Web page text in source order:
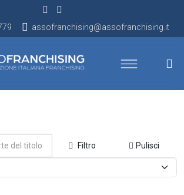
assofranchising@assofranchising.it
titolo Filtro Pulisci